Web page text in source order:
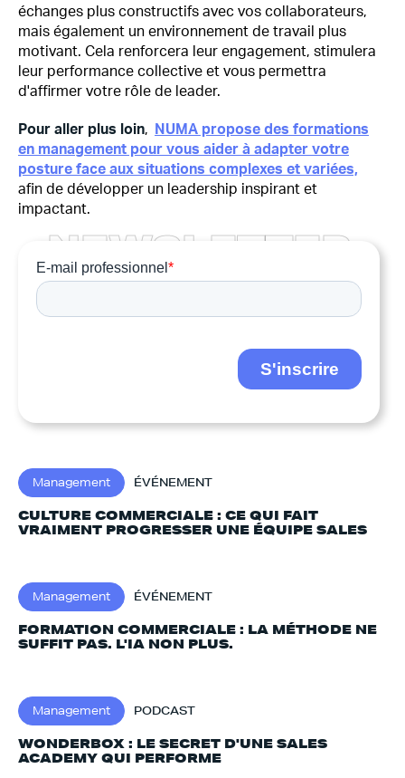
échanges plus constructifs avec vos collaborateurs,
mais également un environnement de travail plus
motivant. Cela renforcera leur engagement, stimulera
leur performance collective et vous permettra
d'affirmer votre rôle de leader.
Pour aller plus loin,
NUMA propose des formations
en management pour vous aider à adapter votre
posture face aux situations complexes et variées,
afin de développer un leadership inspirant et
impactant.
NEWSL ETTER
Management ÉVÉNEMENT
CULTURE COMMERCIALE : CE QUI FAIT
VRAIMENT PROGRESSER UNE ÉQUIPE SALES
Management ÉVÉNEMENT
FORMATION COMMERCIALE : LA MÉTHODE NE
SUFFIT PAS. L'IA NON PLUS.‍
Management PODCAST
WONDERBOX : LE SECRET D'UNE SALES
ACADEMY QUI PERFORME